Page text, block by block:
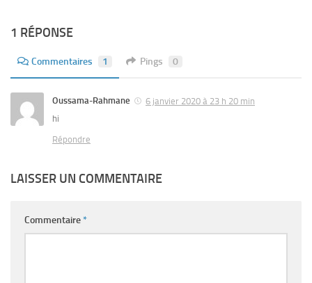
1 RÉPONSE
Commentaires 1 Pings 0
Oussama-Rahmane
6 janvier 2020 à 23 h 20 min
hi
Répondre
LAISSER UN COMMENTAIRE
Commentaire*